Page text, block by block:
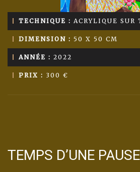
TECHNIQUE : ACRYLIQUE SUR
DIMENSION : 50 X 50 CM
ANNÉE : 2022
PRIX : 300 €
TEMPS D’UNE PAUSE